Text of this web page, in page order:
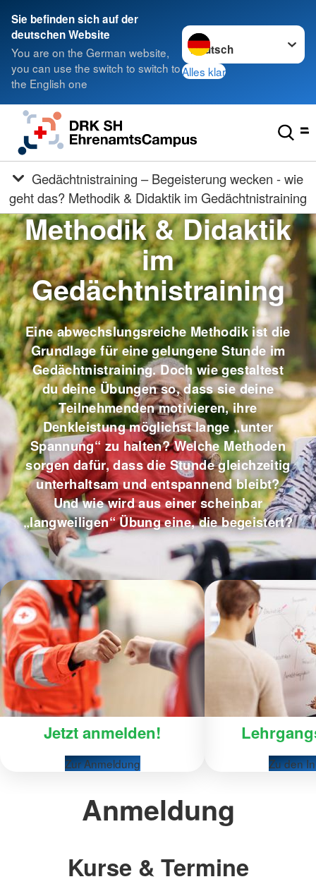
Sie befinden sich auf der
deutschen Website
You are on the German website,
you can use the switch to switch to
the English one
Sprache wechseln zu
Alles klar
geht das? Methodik & Didaktik im Gedächtnistraining
Methodik & Didaktik
im
Gedächtnistraining
Eine abwechslungsreiche Methodik ist die
Grundlage für eine gelungene Stunde im
Gedächtnistraining. Doch wie gestaltest
du deine Übungen so, dass sie deine
Teilnehmenden motivieren, ihre
Denkleistung möglichst lange „unter
Spannung“ zu halten? Welche Methoden
sorgen dafür, dass die Stunde gleichzeitig
unterhaltsam und entspannend bleibt?
Und wie wird aus einer scheinbar
„langweiligen“ Übung eine, die begeistert?
Jetzt anmelden!
Zur Anmeldung Zu den
Anmeldung
Kurse & Termine